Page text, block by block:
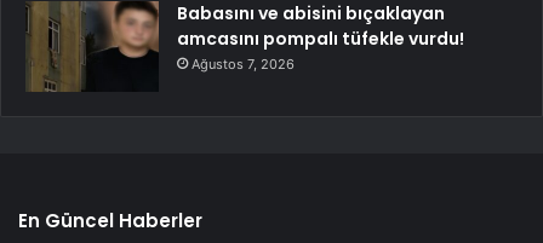
Babasını ve abisini bıçaklayan
amcasını pompalı tüfekle vurdu!
Ağustos 7, 2026
En Güncel Haberler